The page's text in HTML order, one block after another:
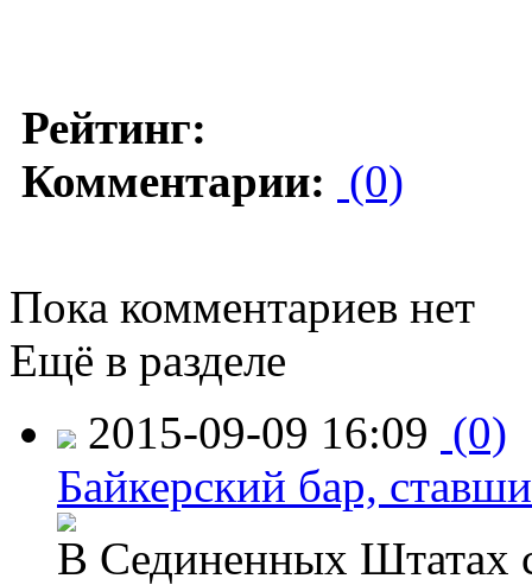
Рейтинг:
Комментарии: (0)
Пока комментариев нет
Ещё в разделе
2015-09-09 16:09 (0)
Байкерский бар,
В Сединенных Штатах